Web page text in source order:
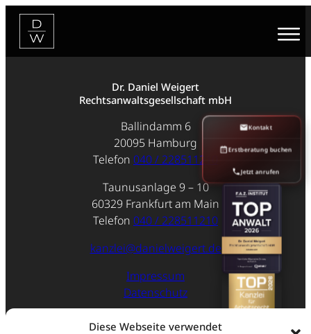
Diese Webseite verwendet
Zum
Inhalt
springen
Dr. Daniel Weigert
Rechtsanwaltsgesellschaft mbH
Ballindamm 6
20095 Hamburg
Telefon 040 / 228511210
Taunusanlage 9 – 10
60329 Frankfurt am Main
Telefon 040 / 228511210
kanzlei@danielweigert.de
Impressum
Datenschutz
Kontakt
Erstberatung buchen
Jetzt anrufen